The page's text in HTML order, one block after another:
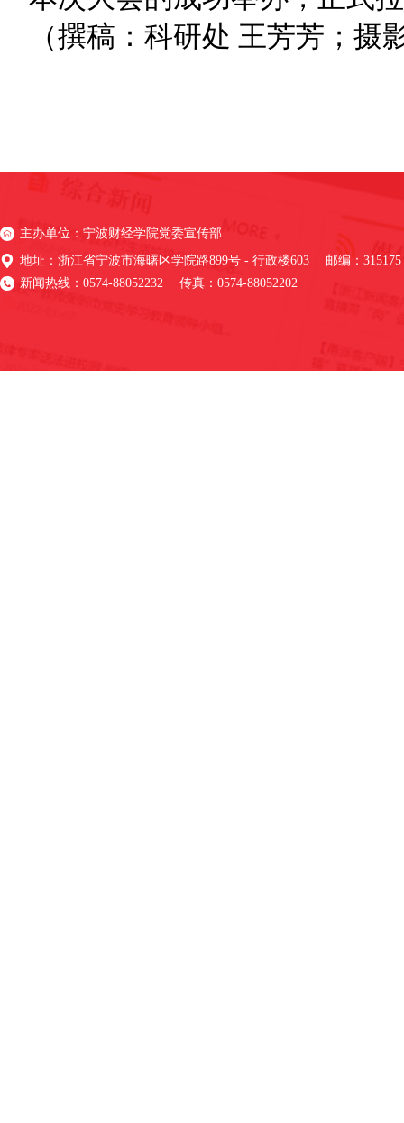
（撰稿：科研处 王芳芳；
主办单位：宁波财经学院党委宣传部
地址：浙江省宁波市海曙区学院路899号 - 行政楼603 邮编：315175
新闻热线：0574-88052232 传真：0574-88052202